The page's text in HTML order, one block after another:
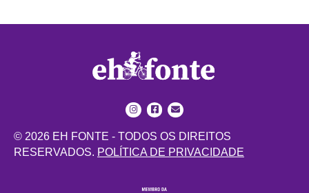
© 2026 EH FONTE - TODOS OS DIREITOS
RESERVADOS. POLÍTICA DE PRIVACIDADE